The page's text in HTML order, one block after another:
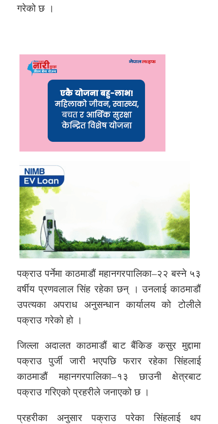
गरेको छ ।
पक्राउ पर्नेमा काठमाडौं महानगरपालिका–२२ बस्ने ५३
वर्षीय प्रणवलाल सिंह रहेका छन् । उनलाई काठमाडौं
उपत्यका अपराध अनुसन्धान कार्यालय को टोलीले
पक्राउ गरेको हो ।
जिल्ला अदालत काठमाडौं बाट बैंकिङ कसुर मुद्दामा
पक्राउ पुर्जी जारी भएपछि फरार रहेका सिंहलाई
काठमाडौं महानगरपालिका–१३ छाउनी क्षेत्रबाट
पक्राउ गरिएको प्रहरीले जनाएको छ ।
प्रहरीका अनुसार पक्राउ परेका सिंहलाई थप